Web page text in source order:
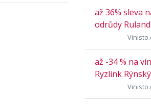
až 36% sleva
odrůdy
až -34 % na
Ryzlink